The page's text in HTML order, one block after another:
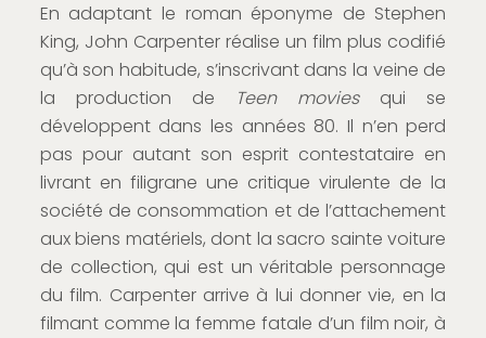
En adaptant le roman éponyme de Stephen
King, John Carpenter réalise un film plus codifié
qu’à son habitude, s’inscrivant dans la veine de
la production de
Teen moviesqui se
développent dans les années 80. Il n’en perd
pas pour autant son esprit contestataire en
livrant en filigrane une critique virulente de la
société de consommation et de l’attachement
aux biens matériels, dont la sacro sainte voiture
de collection, qui est un véritable personnage
du film. Carpenter arrive à lui donner vie, en la
filmant comme la femme fatale d’un film noir, à